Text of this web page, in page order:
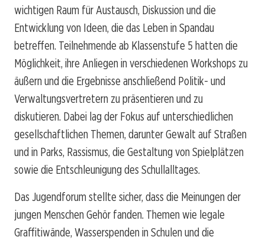
wichtigen Raum für Austausch, Diskussion und die
Entwicklung von Ideen, die das Leben in Spandau
betreffen. Teilnehmende ab Klassenstufe 5 hatten die
Möglichkeit, ihre Anliegen in verschiedenen Workshops zu
äußern und die Ergebnisse anschließend Politik- und
Verwaltungsvertretern zu präsentieren und zu
diskutieren. Dabei lag der Fokus auf unterschiedlichen
gesellschaftlichen Themen, darunter Gewalt auf Straßen
und in Parks, Rassismus, die Gestaltung von Spielplätzen
sowie die Entschleunigung des Schullalltages.
Das Jugendforum stellte sicher, dass die Meinungen der
jungen Menschen Gehör fanden. Themen wie legale
Graffitiwände, Wasserspenden in Schulen und die